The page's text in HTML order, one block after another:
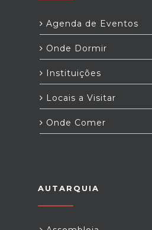
Agenda de Eventos
Onde Dormir
Instituições
Locais a Visitar
Onde Comer
AUTARQUIA